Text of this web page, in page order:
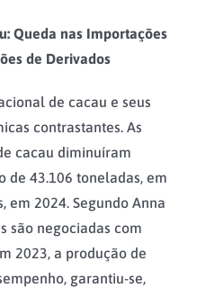
Queda nas Importações
de Derivados
de cacau e seus
contrastantes. As
cacau diminuíram
de 43.106 toneladas, em
em 2024. Segundo Anna
são negociadas com
2023, a produção de
garantiu-se,